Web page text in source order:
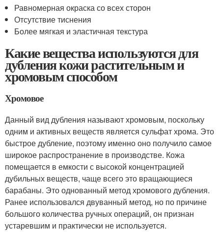
Равномерная окраска со всех сторон
Отсутствие тиснения
Более мягкая и эластичная текстура
Какие вещества используются для
дубления кожи растительным и
хромовым способом
Хромовое
Данный вид дубления называют хромовым, поскольку
одним и активных веществ является сульфат хрома. Это
быстрое дубление, поэтому именно оно получило самое
широкое распространение в производстве. Кожа
помещается в емкости с высокой концентрацией
дубильных веществ, чаще всего это вращающиеся
барабаны. Это однованный метод хромового дубления.
Ранее использовался двуванный метод, но по причине
большого количества ручных операций, он признан
устаревшим и практически не используется.